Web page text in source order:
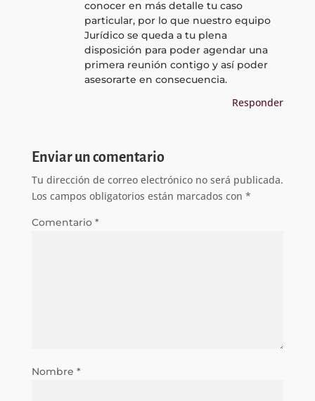
conocer en más detalle tu caso
particular, por lo que nuestro equipo
Jurídico se queda a tu plena
disposición para poder agendar una
primera reunión contigo y así poder
asesorarte en consecuencia.
Responder
Enviar un comentario
Tu dirección de correo electrónico no será publicada.
Los campos obligatorios están marcados con *
Comentario *
Nombre *